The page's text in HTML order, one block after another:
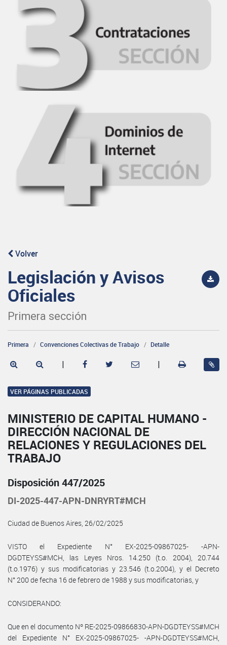
Volver
Legislación y Avisos
Oficiales
Primera sección
Primera Convenciones Colectivas de Trabajo Detalle
| |
VER PÁGINAS PUBLICADAS
MINISTERIO DE CAPITAL HUMANO -
DIRECCIÓN NACIONAL DE
RELACIONES Y REGULACIONES DEL
TRABAJO
Disposición 447/2025
DI-2025-447-APN-DNRYRT#MCH
Ciudad de Buenos Aires, 26/02/2025
VISTO el Expediente N° EX-2025-09867025- -APN-
DGDTEYSS#MCH, las Leyes Nros. 14.250 (t.o. 2004), 20.744
(t.o.1976) y sus modificatorias y 23.546 (t.o.2004), y el Decreto
N° 200 de fecha 16 de febrero de 1988 y sus modificatorias, y
CONSIDERANDO:
Que en el documento Nº RE-2025-09866830-APN-DGDTEYSS#MCH
del Expediente N° EX-2025-09867025- -APN-DGDTEYSS#MCH,